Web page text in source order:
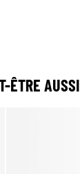
ÊTRE AUSSI